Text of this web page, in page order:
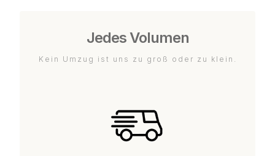
Jedes Volumen
Kein Umzug ist uns zu groß oder zu klein.